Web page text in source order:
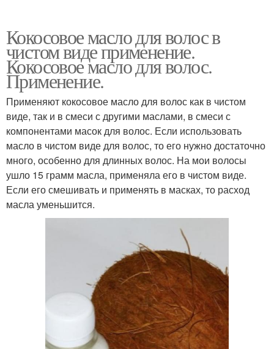
Кокосовое масло для волос в
чистом виде применение.
Кокосовое масло для волос.
Применение.
Применяют кокосовое масло для волос как в чистом
виде, так и в смеси с другими маслами, в смеси с
компонентами масок для волос. Если использовать
масло в чистом виде для волос, то его нужно достаточно
много, особенно для длинных волос. На мои волосы
ушло 15 грамм масла, применяла его в чистом виде.
Если его смешивать и применять в масках, то расход
масла уменьшится.